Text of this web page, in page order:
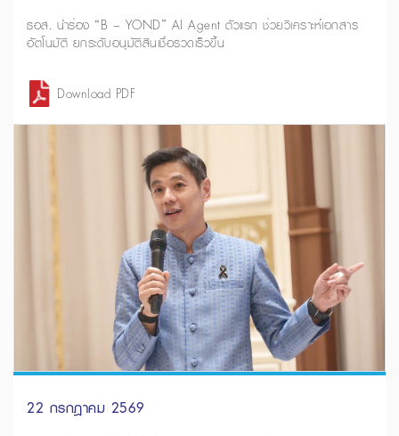
ธอส. นำร่อง “B – YOND” AI Agent ตัวแรก ช่วยวิเคราะห์เอกสาร
อัตโนมัติ ยกระดับอนุมัติสินเชื่อรวดเร็วขึ้น
Download PDF
22 กรกฎาคม 2569